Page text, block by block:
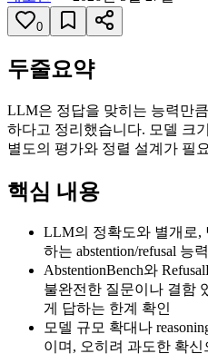
0
두줄요약
LLM은 정답을 맞히는 능력만
하다고 정리했습니다. 모델 크
별도의 평가와 정렬 설계가 필
핵심 내용
LLM의 정확도와 별개로,
하는 abstention/refusal 능
AbstentionBench와
불완전한 질문이나 결함
게 답하는 한계 확인
모델 규모 확대나
이며, 오히려 과도한 확신